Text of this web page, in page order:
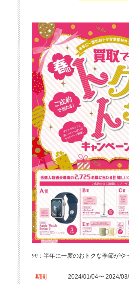
୨୧：半年に一度のおトクな季節がや
期間 2024/01/04〜 2024/